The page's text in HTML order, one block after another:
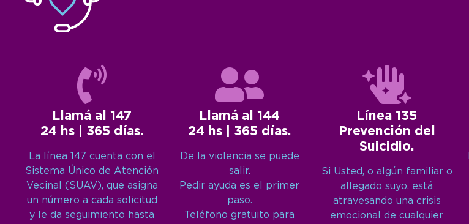
Llamá al 147
24 hs | 365 días.
La línea 147 cuenta con el
Sistema Único de Atención
Vecinal (SUAV), que asigna
un número a cada solicitud
y le da seguimiento hasta
Llamá al 144
24 hs | 365 días.
De la violencia se puede
salir.
Pedir ayuda es el primer
paso.
Teléfono gratuito para
Línea 135
Prevención del
Suicidio.
Si Usted, o algún familiar o
allegado suyo, está
atravesando una crisis
emocional de cualquier